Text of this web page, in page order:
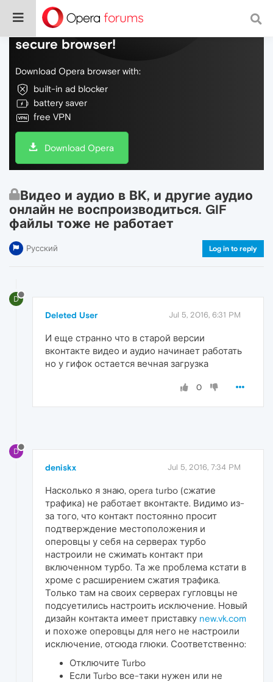
Do more on the web, with a fast and
secure browser!
Download Opera browser with:
built-in ad blocker
battery saver
free VPN
Download Opera
Видео и аудио в ВК, и другие аудио
онлайн не воспроизводиться. GIF
файлы тоже не работает
Русский Log in to reply
D
Deleted User Jul 5, 2016, 6:31 PM
И еще странно что в старой версии
вконтакте видео и аудио начинает работать
но у гифок остается вечная загрузка
0
D
deniskx Jul 5, 2016, 7:34 PM
Насколько я знаю, opera turbo (сжатие
трафика) не работает вконтакте. Видимо из-
за того, что контакт постоянно просит
подтверждение местоположения и
оперовцы у себя на серверах турбо
настроили не сжимать контакт при
включенном турбо. Та же проблема кстати в
хроме с расширением сжатия трафика.
Только там на своих серверах гугловцы не
подсуетились настроить исключение. Новый
дизайн контакта имеет приставку new.vk.com
и похоже оперовцы для него не настроили
исключение, отсюда глюки. Соответственно:
Отключите Turbo
Если Turbo все-таки нужен или не